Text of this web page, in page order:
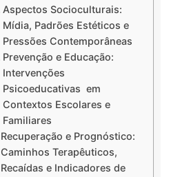
Aspectos Socioculturais:
Mídia, Padrões Estéticos e
Pressões Contemporâneas
Prevenção e Educação:
Intervenções
Psicoeducativas em
Contextos Escolares e
Familiares
Recuperação e Prognóstico:
Caminhos Terapêuticos,
Recaídas e Indicadores de